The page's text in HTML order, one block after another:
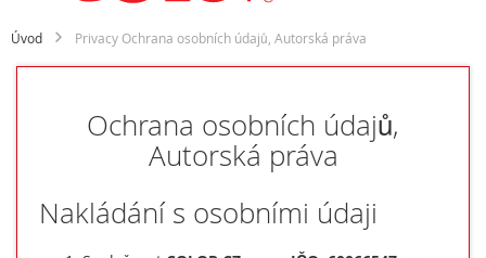
Úvod Privacy Ochrana osobních údajů, Autorská práva
Ochrana osobních údajů,
Autorská práva
Nakládání s osobními údaji